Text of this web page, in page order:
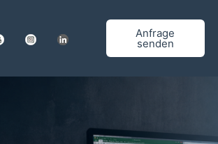
Anfrage
senden